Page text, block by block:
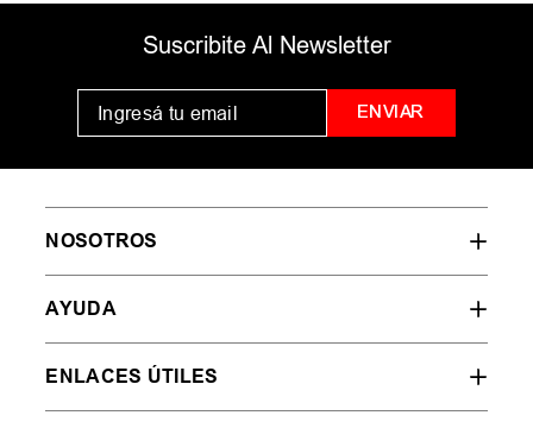
Suscribite Al Newsletter
ENVIAR
NOSOTROS
AYUDA
ENLACES ÚTILES